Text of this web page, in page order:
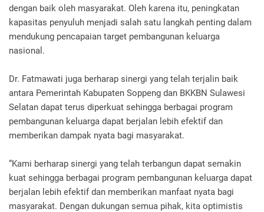
dengan baik oleh masyarakat. Oleh karena itu, peningkatan
kapasitas penyuluh menjadi salah satu langkah penting dalam
mendukung pencapaian target pembangunan keluarga
nasional.
Dr. Fatmawati juga berharap sinergi yang telah terjalin baik
antara Pemerintah Kabupaten Soppeng dan BKKBN Sulawesi
Selatan dapat terus diperkuat sehingga berbagai program
pembangunan keluarga dapat berjalan lebih efektif dan
memberikan dampak nyata bagi masyarakat.
“Kami berharap sinergi yang telah terbangun dapat semakin
kuat sehingga berbagai program pembangunan keluarga dapat
berjalan lebih efektif dan memberikan manfaat nyata bagi
masyarakat. Dengan dukungan semua pihak, kita optimistis